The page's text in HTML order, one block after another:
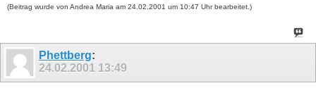
(Beitrag wurde von Andrea Maria am 24.02.2001 um 10:47 Uhr bearbeitet.)
Phettberg:
24.02.2001 13:49